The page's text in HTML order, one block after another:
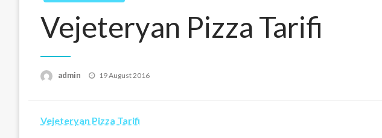
Vejeteryan Pizza Tarifi
admin
Posted
19 August 2016
Vejeteryan Pizza Tarifi